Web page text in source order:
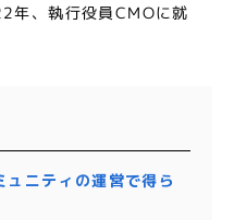
年、執行役員CMOに就
ニティの運営で得ら